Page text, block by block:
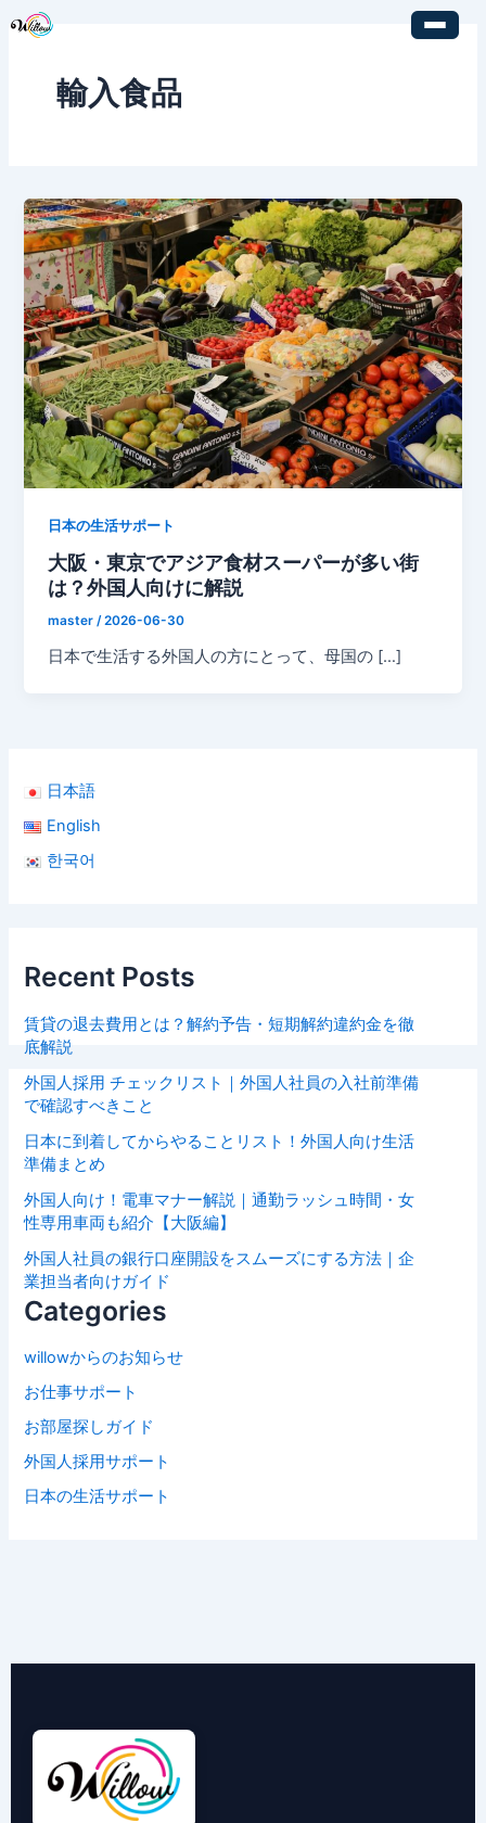
日本語
English
한국어
Recent Posts
賃貸の退去費用とは？解約予告・短期解約違約金を徹
底解説
外国人採用 チェックリスト｜外国人社員の入社前準備
で確認すべきこと
日本に到着してからやることリスト！外国人向け生活
準備まとめ
外国人向け！電車マナー解説｜通勤ラッシュ時間・女
性専用車両も紹介【大阪編】
外国人社員の銀行口座開設をスムーズにする方法｜企
業担当者向けガイド
Categories
willowからのお知らせ
お仕事サポート
お部屋探しガイド
外国人採用サポート
日本の生活サポート
輸入食品
日本の生活サポート
大阪・東京でアジア食材スーパーが多い街
は？外国人向けに解説
master/2026-06-30
日本で生活する外国人の方にとって、母国の […]